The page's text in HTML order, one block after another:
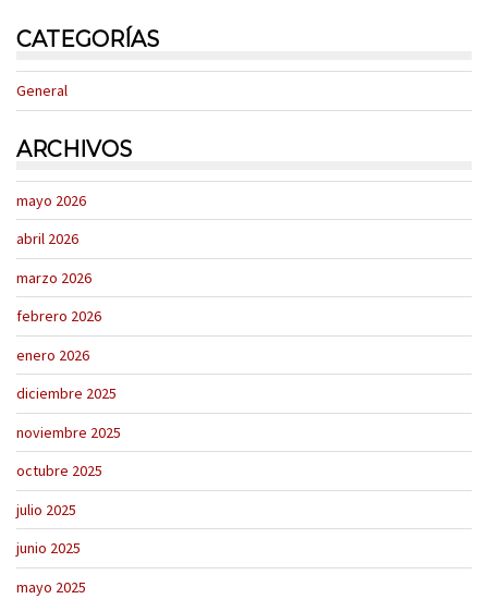
CATEGORÍAS
General
ARCHIVOS
mayo 2026
abril 2026
marzo 2026
febrero 2026
enero 2026
diciembre 2025
noviembre 2025
octubre 2025
julio 2025
junio 2025
mayo 2025